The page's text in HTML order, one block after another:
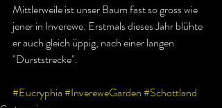
Mittlerweile ist unser Baum fast so gross wie
jener in Inverewe. Erstmals dieses Jahr blühte
er auch gleich üppig, nach einer langen
"Durststrecke".
#Eucryphia#InvereweGarden#Schottland